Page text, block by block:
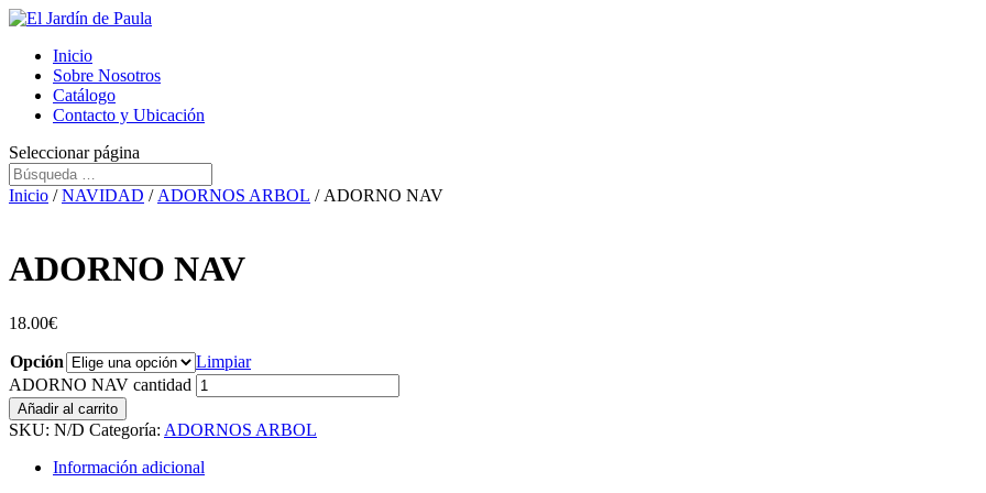
Inicio
Sobre Nosotros
Catálogo
Contacto y Ubicación
Seleccionar página
Inicio /NAVIDAD / ADORNOS ARBOL / ADORNO NAV
ADORNO NAV
18.00€
Opción
Limpiar
ADORNO NAV cantidad
Añadir al carrito
SKU: N/D Categoría: ADORNOS ARBOL
Información adicional